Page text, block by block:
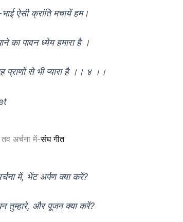
भाई ऐसी क्रांति मचायें हम।
का पावन ध्येय हमारा है ।
प्राणों से भी प्यारा है ।। ४ ।।
अर्चना में-संघ गीत
में, भेंट अर्पण क्या करें?
तुम्हारे, और पूजन क्या करें?